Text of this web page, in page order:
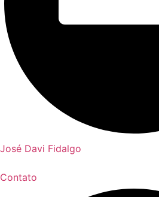
José Davi Fidalgo
Contato